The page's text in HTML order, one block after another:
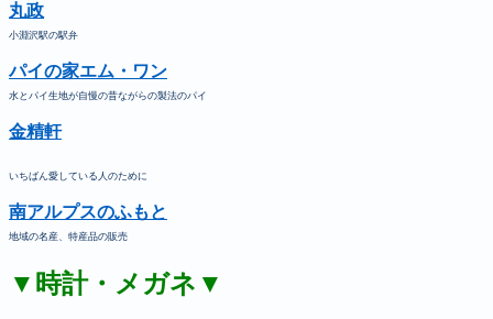
丸政
小淵沢駅の駅弁
パイの家エム・ワン
水とパイ生地が自慢の昔ながらの製法のパイ
金精軒
いちばん愛している人のために
南アルプスのふもと
地域の名産、特産品の販売
▼時計・メガネ▼